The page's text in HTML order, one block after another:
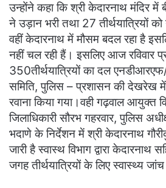
उन्होंने कहा कि श्री केदारनाथ मंदिर
ने उड़ान भरी तथा 27 तीर्थयात्रियों
वहीं केदारनाथ में मौसम बदल रहा है
नहीं चल रही हैं। इसलिए आज रविवार
350तीर्थयात्रियों का दल
समिति, पुलिस – प्रशासन की देखरेख में
रवाना किया गया।वही गढ़वाल आयुक्त
जिलाधिकारी सौरभ गहरवार, पुलिस
भदाणे के निर्देशन में श्री केदारनाथ
जारी है स्वास्थ विभाग द्वारा केदारनाथ
जगह तीर्थयात्रियों के लिए स्वास्थ्य